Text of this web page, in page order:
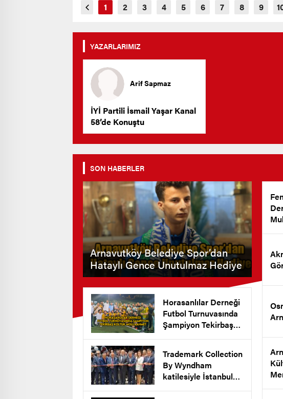
YAZARLARIMIZ
Arif Sapmaz
İYİ Partili İsmail Yaşar Kanal
58’de Konuştu
SON HABERLER
Arnavutköy Belediye Spor’dan
Hataylı Gence Unutulmaz Hediye
Horasanlılar Derneği
Futbol Turnuvasında
Şampiyon Tekirbaş
Trademark Collection
By Wyndham
katilesiyle İstanbul